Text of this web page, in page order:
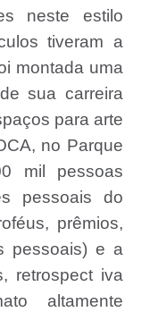
neste estilo
tiveram a
montada uma
sua carreira
para arte
no Parque
mil pessoas
pessoais do
prêmios,
pessoais) e a
retrospect iva
altamente